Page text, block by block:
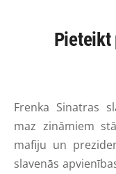
Pieteikt
Frenka Sinatras
maz zināmiem
mafiju un
slavenās